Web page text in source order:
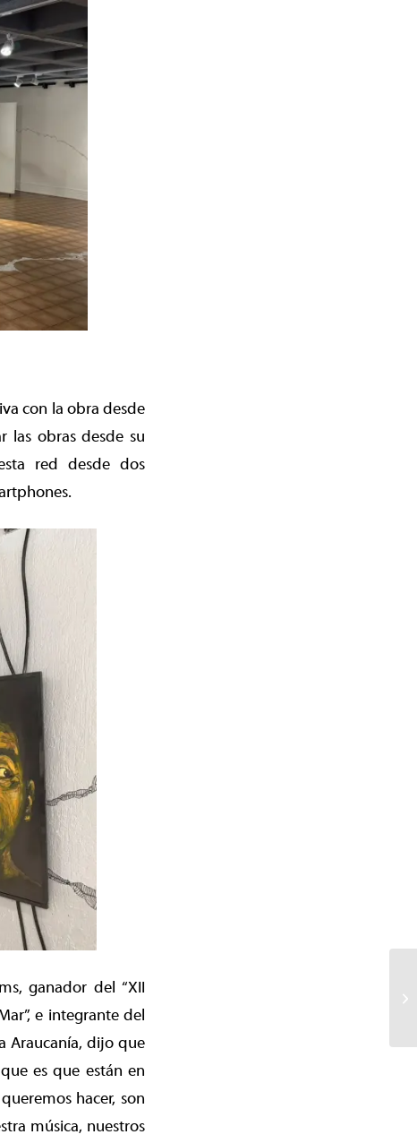
con la obra desde
las obras desde su
red desde dos
ganador del “XII
e integrante del
Araucanía, dijo que
es que están en
hacer, son
música, nuestros